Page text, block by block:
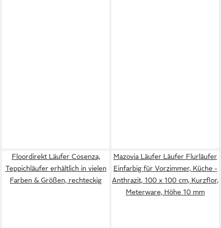
Floordirekt Läufer Cosenza,
Teppichläufer erhältlich in vielen
Farben & Größen, rechteckig
Mazovia Läufer Läufer Flurläufer
Einfarbig für Vorzimmer, Küche -
Anthrazit, 100 x 100 cm, Kurzflor,
Meterware, Höhe 10 mm